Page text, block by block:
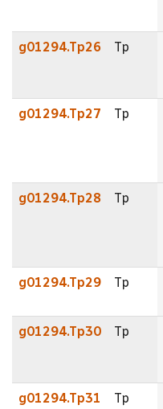
g01294.Tp26 Tp
g01294.Tp27 Tp
g01294.Tp28 Tp
g01294.Tp29 Tp
g01294.Tp30 Tp
g01294.Tp31 Tp